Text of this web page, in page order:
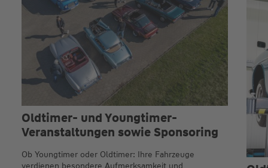
Oldtimer- und Youngtimer-
Veranstaltungen sowie Sponsoring
Ob Youngtimer oder Oldtimer: Ihre Fahrzeuge
verdienen besondere Aufmerksamkeit und